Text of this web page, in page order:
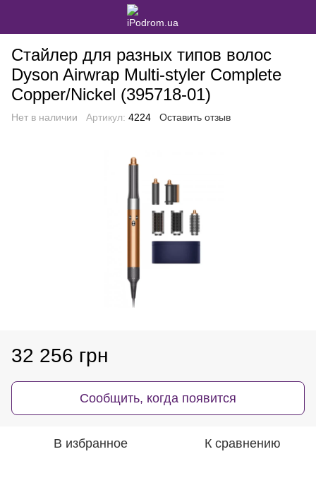
Стайлер для разных типов волос
Dyson Airwrap Multi-styler Complete
Copper/Nickel (395718-01)
Нет в наличии Артикул: 4224 Оставить отзыв
32 256 грн
Сообщить, когда появится
В избранное К сравнению